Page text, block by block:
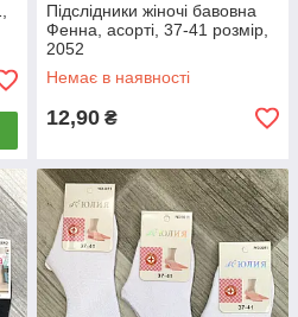
Підслідники жіночі бавовна
Фенна, асорті, 37-41 розмір,
2052
Немає в наявності
12,90 ₴